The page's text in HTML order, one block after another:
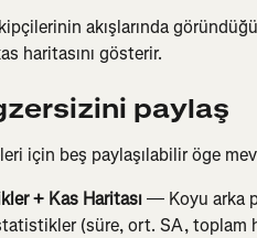
akışlarında
haritasını gösterir.
paylaş
için beş paylaşılabilir öge
+ Kas Haritası — Koyu arka
(süre, ort. SA, toplam